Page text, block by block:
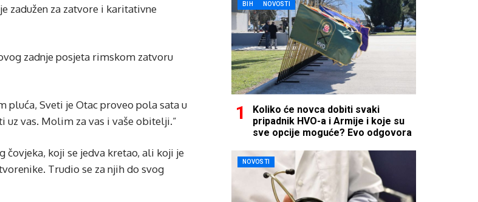
zadužen za zatvore i karitativne
zadnje posjeta rimskom zatvoru
Sveti je Otac proveo pola sata u
uz vas. Molim za vas i vaše obitelji.”
čovjeka, koji se jedva kretao, ali koji je
Trudio se za njih do svog
BIH NOVOSTI
Koliko će novca dobiti svaki
pripadnik HVO-a i Armije i koje su
sve opcije moguće? Evo odgovora
NOVOSTI